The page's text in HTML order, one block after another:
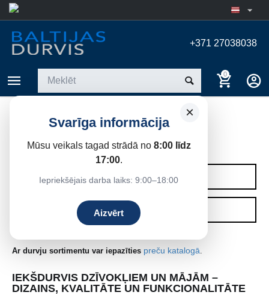
+371 27038038
0
×
Svarīga informācija
Mūsu veikals tagad strādā no 8:00 līdz
17:00.
Iepriekšējais darba laiks: 9:00–18:00
Aizvērt
IEKŠDURVIS
Sākums
KATEGORIJAS
FILTRI
Ar durvju sortimentu var iepazīties preču katalogā.
IEKŠDURVIS DZĪVOKĻIEM UN MĀJĀM –
DIZAINS, KVALITĀTE UN FUNKCIONALITĀTE